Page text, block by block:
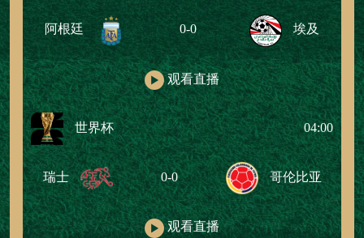
阿根廷 0-0 埃及
观看直播
世界杯 04:00
瑞士 0-0 哥伦比亚
观看直播